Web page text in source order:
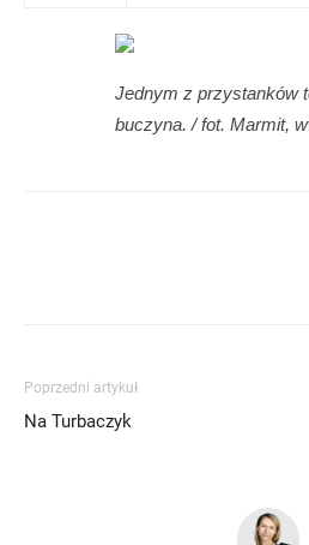
Jednym z przystanków
buczyna. / fot. Marmit,
Poprzedni artykuł
Na Turbaczyk